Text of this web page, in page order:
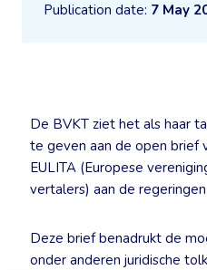
Publication date: 7 May
De BVKT ziet het als haar
te geven aan de open brief
EULITA (Europese
vertalers) aan de
Deze brief benadrukt de
onder anderen juridische